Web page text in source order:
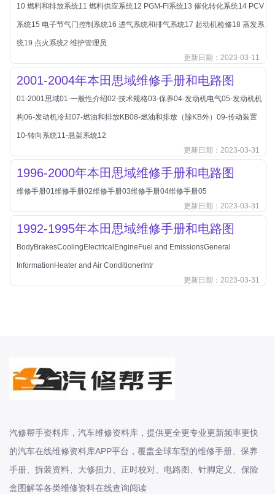
奔腾
奔腾
奔驰
宝沃
宝骏
宝骏
本田
本田-东风本田
本田-广州本田
比亚迪
比速
C
传祺
创维
10 燃料和排放系统11 燃料供应系统12 PGM-FI系统13 催化转化系统14 PCV
系统15 电子节气门控制系统16 进气系统和排气系统17 起动机检修18 蒸发系
统19 点火系统2 维护管理员
更新日期：2023-03-11
2001-2004年本田思域维修手册和电路图
01-2001思域01-一般性介绍02-技术规格03-保养04-发动机电气05-发动机机
构06-发动机冷却07-燃油和排放KB08-燃油和排放（除KB外）09-传动装置
10-转向系统11-悬架系统12
更新日期：2023-03-31
1996-2000年本田思域维修手册和电路图
维修手册01维修手册02维修手册03维修手册04维修手册05
更新日期：2023-03-31
1992-1995年本田思域维修手册和电路图
BodyBrakesCoolingElectricalEngineFuel and EmissionsGeneral
InformationHeater and Air ConditionerIntr
更新日期：2023-03-31
汽修帮手资料库，汽车维修资料库，提供更全更专业更新频率更快
的汽车在线维修资料库APP平台，覆盖全球车型的维修手册、保养
手册、拆装资料、大修扭力、正时校对、电路图、针脚定义、保险
盒图解等各类维修资料在线查询阅读